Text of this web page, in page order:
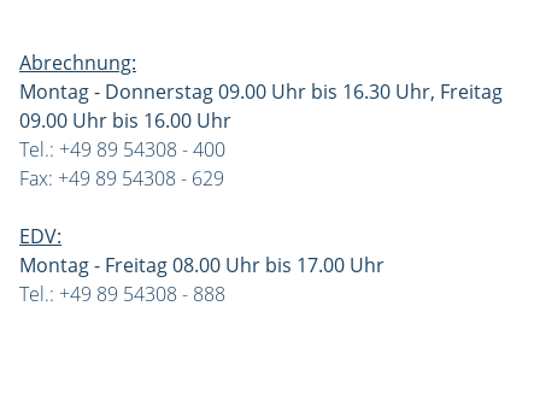
Abrechnung:
Montag - Donnerstag 09.00 Uhr bis 16.30 Uhr, Freitag
09.00 Uhr bis 16.00 Uhr
Tel.: +49 89 54308 - 400
Fax: +49 89 54308 - 629
EDV:
Montag - Freitag 08.00 Uhr bis 17.00 Uhr
Tel.: +49 89 54308 - 888